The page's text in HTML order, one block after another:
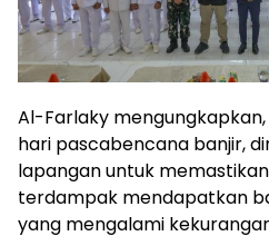
Al-Farlaky
hari pascabencana banjir,
lapangan untuk
terdampak mendapatkan
yang mengalami